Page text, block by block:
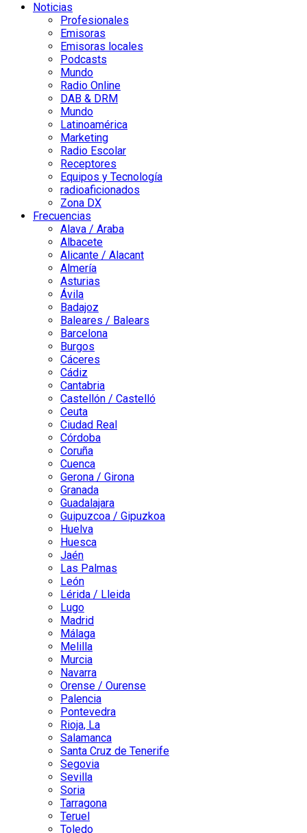
Noticias
Profesionales
Emisoras
Emisoras locales
Podcasts
Mundo
Radio Online
DAB & DRM
Mundo
Latinoamérica
Marketing
Radio Escolar
Receptores
Equipos y Tecnología
radioaficionados
Zona DX
Frecuencias
Alava / Araba
Albacete
Alicante / Alacant
Almería
Asturias
Ávila
Badajoz
Baleares / Balears
Barcelona
Burgos
Cáceres
Cádiz
Cantabria
Castellón / Castelló
Ceuta
Ciudad Real
Córdoba
Coruña
Cuenca
Gerona / Girona
Granada
Guadalajara
Guipuzcoa / Gipuzkoa
Huelva
Huesca
Jaén
Las Palmas
León
Lérida / Lleida
Lugo
Madrid
Málaga
Melilla
Murcia
Navarra
Orense / Ourense
Palencia
Pontevedra
Rioja, La
Salamanca
Santa Cruz de Tenerife
Segovia
Sevilla
Soria
Tarragona
Teruel
Toledo